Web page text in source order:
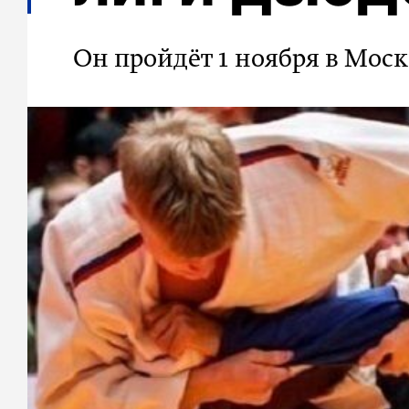
Он пройдёт 1 ноября в